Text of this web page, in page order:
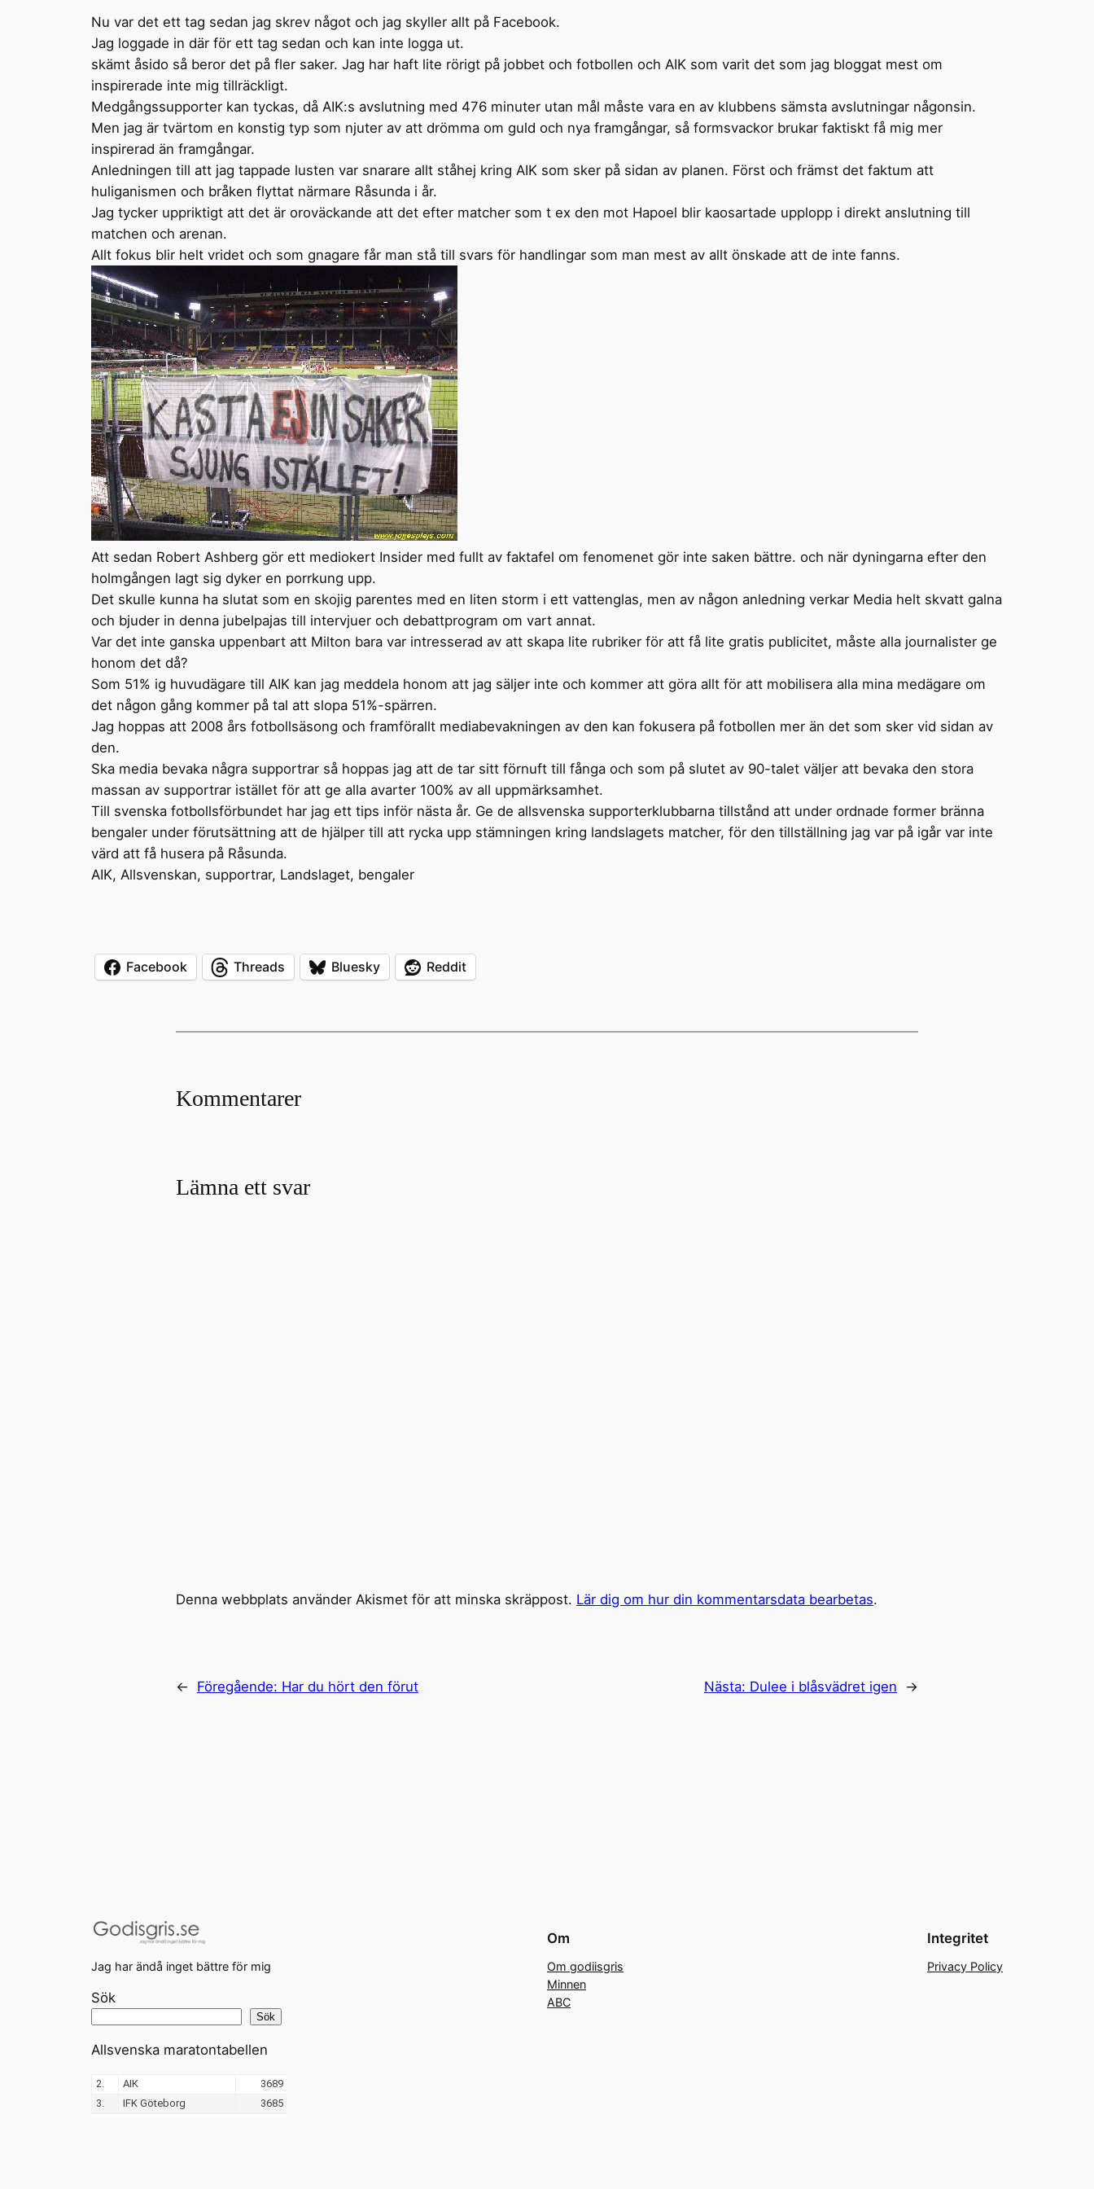
Nu var det ett tag sedan jag skrev något och jag skyller allt på Facebook.
Jag loggade in där för ett tag sedan och kan inte logga ut.
skämt åsido så beror det på fler saker. Jag har haft lite rörigt på jobbet och fotbollen och AIK som varit det som jag bloggat mest om
inspirerade inte mig tillräckligt.
Medgångssupporter kan tyckas, då AIK:s avslutning med 476 minuter utan mål måste vara en av klubbens sämsta avslutningar någonsin.
Men jag är tvärtom en konstig typ som njuter av att drömma om guld och nya framgångar, så formsvackor brukar faktiskt få mig mer
inspirerad än framgångar.
Anledningen till att jag tappade lusten var snarare allt ståhej kring AIK som sker på sidan av planen. Först och främst det faktum att
huliganismen och bråken flyttat närmare Råsunda i år.
Jag tycker uppriktigt att det är oroväckande att det efter matcher som t ex den mot Hapoel blir kaosartade upplopp i direkt anslutning till
matchen och arenan.
Allt fokus blir helt vridet och som gnagare får man stå till svars för handlingar som man mest av allt önskade att de inte fanns.
Att sedan Robert Ashberg gör ett mediokert Insider med fullt av faktafel om fenomenet gör inte saken bättre. och när dyningarna efter den
holmgången lagt sig dyker en porrkung upp.
Det skulle kunna ha slutat som en skojig parentes med en liten storm i ett vattenglas, men av någon anledning verkar Media helt skvatt galna
och bjuder in denna jubelpajas till intervjuer och debattprogram om vart annat.
Var det inte ganska uppenbart att Milton bara var intresserad av att skapa lite rubriker för att få lite gratis publicitet, måste alla journalister ge
honom det då?
Som 51% ig huvudägare till AIK kan jag meddela honom att jag säljer inte och kommer att göra allt för att mobilisera alla mina medägare om
det någon gång kommer på tal att slopa 51%-spärren.
Jag hoppas att 2008 års fotbollsäsong och framförallt mediabevakningen av den kan fokusera på fotbollen mer än det som sker vid sidan av
den.
Ska media bevaka några supportrar så hoppas jag att de tar sitt förnuft till fånga och som på slutet av 90-talet väljer att bevaka den stora
massan av supportrar istället för att ge alla avarter 100% av all uppmärksamhet.
Till svenska fotbollsförbundet har jag ett tips inför nästa år. Ge de allsvenska supporterklubbarna tillstånd att under ordnade former bränna
bengaler under förutsättning att de hjälper till att rycka upp stämningen kring landslagets matcher, för den tillställning jag var på igår var inte
värd att få husera på Råsunda.
AIK, Allsvenskan, supportrar, Landslaget, bengaler
Facebook Threads Bluesky Reddit
Kommentarer
Lämna ett svar
Denna webbplats använder Akismet för att minska skräppost. Lär dig om hur din kommentarsdata bearbetas.
← Föregående: Har du hört den förut Nästa: Dulee i blåsvädret igen →
Jag har ändå inget bättre för mig
Sök
Sök
Om
Om godiisgris
Minnen
ABC
Integritet
Privacy Policy
Allsvenska maratontabellen